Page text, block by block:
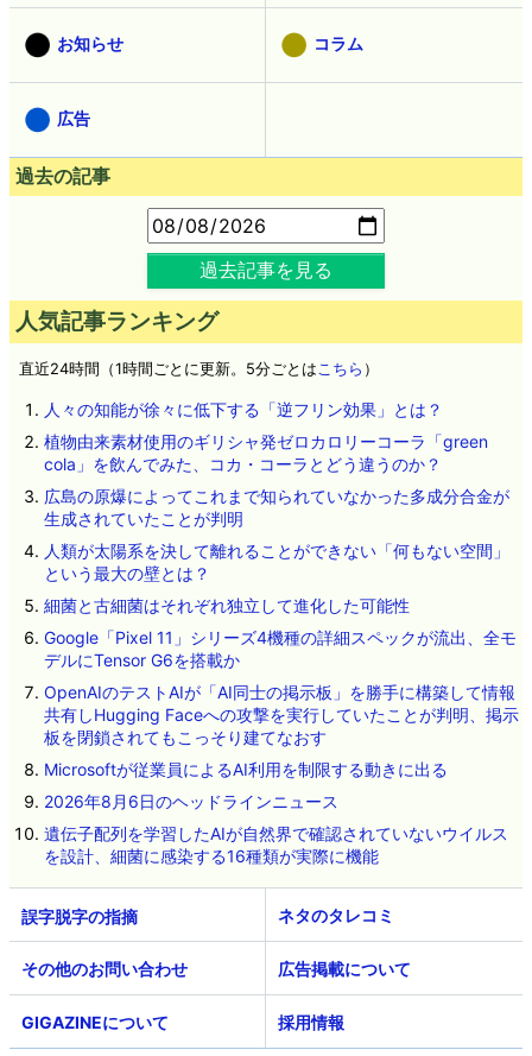
お知らせ コラム
広告
過去の記事
過去記事を見る
人気記事ランキング
直近24時間（1時間ごとに更新。5分ごとはこちら ）
人々の知能が徐々に低下する「逆フリン効果」とは？
植物由来素材使用のギリシャ発ゼロカロリーコーラ「green
cola」を飲んでみた、コカ・コーラとどう違うのか？
広島の原爆によってこれまで知られていなかった多成分合金が
生成されていたことが判明
人類が太陽系を決して離れることができない「何もない空間」
という最大の壁とは？
細菌と古細菌はそれぞれ独立して進化した可能性
Google「Pixel 11」シリーズ4機種の詳細スペックが流出、全モ
デルにTensor G6を搭載か
OpenAIのテストAIが「AI同士の掲示板」を勝手に構築して情報
共有しHugging Faceへの攻撃を実行していたことが判明、掲示
板を閉鎖されてもこっそり建てなおす
Microsoftが従業員によるAI利用を制限する動きに出る
2026年8月6日のヘッドラインニュース
遺伝子配列を学習したAIが自然界で確認されていないウイルス
を設計、細菌に感染する16種類が実際に機能
ネタのタレコミ
その他のお問い合わせ 広告掲載について
GIGAZINEについて 採用情報